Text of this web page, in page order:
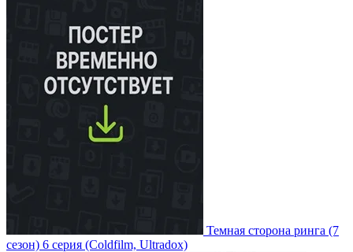
Темная сторона ринга (7
сезон) 6 серия (Coldfilm, Ultradox)